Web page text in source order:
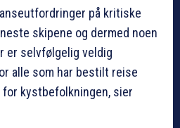
på kritiske
skipene og dermed noen
er selvfølgelig veldig
alle som har bestilt reise
kystbefolkningen, sier